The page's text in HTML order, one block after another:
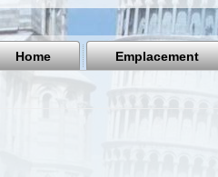
Home Emplacement